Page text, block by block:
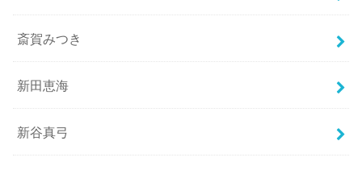
斎賀みつき
新田恵海
新谷真弓